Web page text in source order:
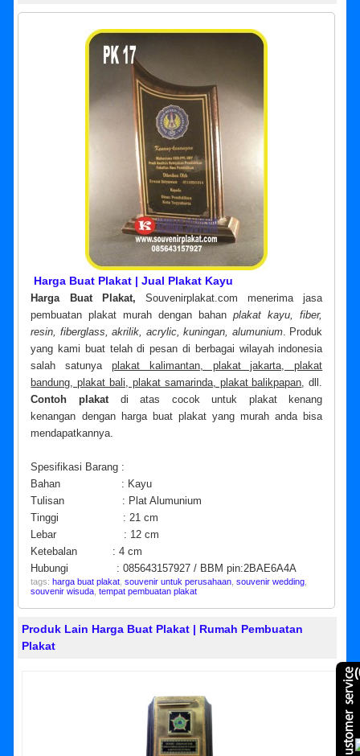
Harga Buat Plakat | Jual Plakat Kayu
Harga Buat Plakat, Souvenirplakat.com menerima jasa
pembuatan plakat murah dengan bahanplakat kayu, fiber,
resin, fiberglass, akrilik, acrylic, kuningan, alumunium. Produk
yang kami buat telah di pesan di berbagai wilayah indonesia
salah satunyaplakat kalimantan, plakat jakarta, plakat
bandung, plakat bali, plakat samarinda, plakat balikpapan, dll.
Contoh plakatdi atas cocok untuk plakat kenang
kenangan dengan harga buat plakat yang murah anda bisa
mendapatkannya.
Spesifikasi Barang :
Bahan : Kayu
Tulisan : Plat Alumunium
Tinggi : 21 cm
Lebar : 12 cm
Ketebalan : 4 cm
Hubungi : 085643157927 / BBM pin:2BAE6A4A
tags:harga buat plakat ,souvenir untuk perusahaan ,souvenir wedding
souvenir wisuda ,tempat pembuatan plakat
Produk Lain Harga Buat Plakat | Rumah Pembuatan
Plakat